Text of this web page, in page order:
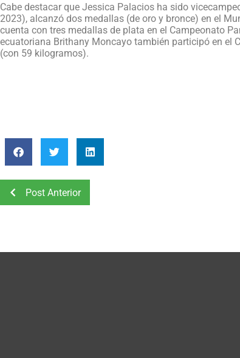
Cabe destacar que Jessica Palacios ha sido
2023), alcanzó dos medallas (de oro y bronce) en el
cuenta con tres medallas de plata en el Campeonato
ecuatoriana Brithany Moncayo también participó en el
(con 59 kilogramos).
Post Anterior